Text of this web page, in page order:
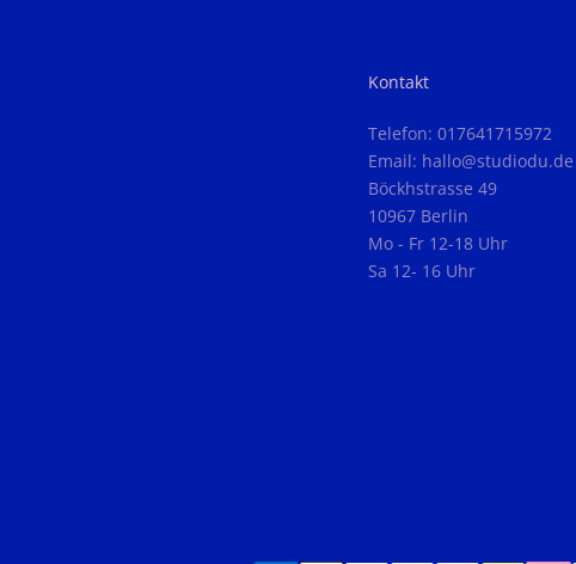
Kontakt
Telefon: 017641715972
Email: hallo@studiodu.de
Böckhstrasse 49
10967 Berlin
Mo - Fr 12-18 Uhr
Sa 12- 16 Uhr